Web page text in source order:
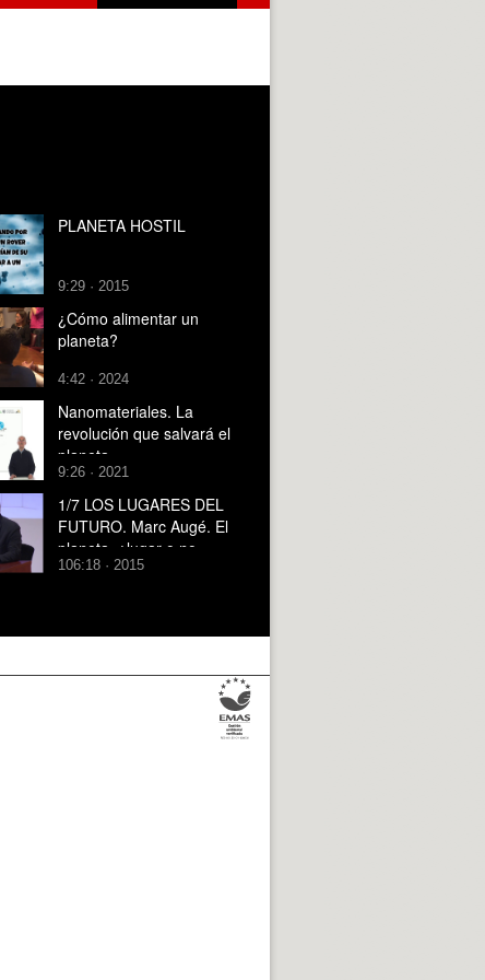
PLANETA HOSTIL
9:29 · 2015
¿Cómo alimentar un
planeta?
4:42 · 2024
Nanomateriales. La
revolución que salvará el
planeta
9:26 · 2021
1/7 LOS LUGARES DEL
FUTURO. Marc Augé. El
planeta, ¿lugar o no
lugar?
106:18 · 2015